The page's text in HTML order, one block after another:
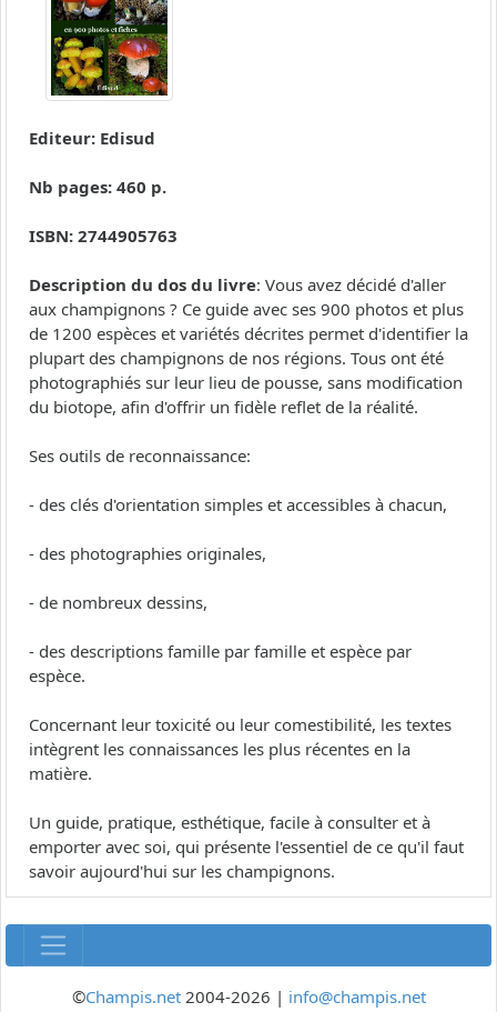
Editeur: Edisud
Nb pages: 460 p.
ISBN: 2744905763
Description du dos du livre: Vous avez décidé d'aller
aux champignons ? Ce guide avec ses 900 photos et plus
de 1200 espèces et variétés décrites permet d'identifier la
plupart des champignons de nos régions. Tous ont été
photographiés sur leur lieu de pousse, sans modification
du biotope, afin d'offrir un fidèle reflet de la réalité.
Ses outils de reconnaissance:
- des clés d'orientation simples et accessibles à chacun,
- des photographies originales,
- de nombreux dessins,
- des descriptions famille par famille et espèce par
espèce.
Concernant leur toxicité ou leur comestibilité, les textes
intègrent les connaissances les plus récentes en la
matière.
Un guide, pratique, esthétique, facile à consulter et à
emporter avec soi, qui présente l'essentiel de ce qu'il faut
savoir aujourd'hui sur les champignons.
©Champis.net2004-2026 | info@champis.net